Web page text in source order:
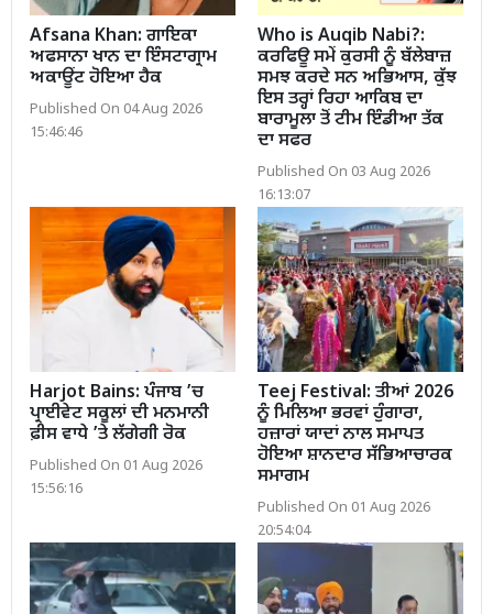
Afsana Khan: ਗਾਇਕਾ
ਅਫਸਾਨਾ ਖਾਨ ਦਾ ਇੰਸਟਾਗ੍ਰਾਮ
ਅਕਾਊਂਟ ਹੋਇਆ ਹੈਕ
Published On 04 Aug 2026
15:46:46
Who is Auqib Nabi?:
ਕਰਫਿਊ ਸਮੇਂ ਕੁਰਸੀ ਨੂੰ ਬੱਲੇਬਾਜ਼
ਸਮਝ ਕਰਦੇ ਸਨ ਅਭਿਆਸ, ਕੁੱਝ
ਇਸ ਤਰ੍ਹਾਂ ਰਿਹਾ ਆਕਿਬ ਦਾ
ਬਾਰਾਮੂਲਾ ਤੋਂ ਟੀਮ ਇੰਡੀਆ ਤੱਕ
ਦਾ ਸਫਰ
Published On 03 Aug 2026
16:13:07
Harjot Bains: ਪੰਜਾਬ ’ਚ
ਪ੍ਰਾਈਵੇਟ ਸਕੂਲਾਂ ਦੀ ਮਨਮਾਨੀ
ਫ਼ੀਸ ਵਾਧੇ ’ਤੇ ਲੱਗੇਗੀ ਰੋਕ
Published On 01 Aug 2026
15:56:16
Teej Festival: ਤੀਆਂ 2026
ਨੂੰ ਮਿਲਿਆ ਭਰਵਾਂ ਹੁੰਗਾਰਾ,
ਹਜ਼ਾਰਾਂ ਯਾਦਾਂ ਨਾਲ ਸਮਾਪਤ
ਹੋਇਆ ਸ਼ਾਨਦਾਰ ਸੱਭਿਆਚਾਰਕ
ਸਮਾਗਮ
Published On 01 Aug 2026
20:54:04